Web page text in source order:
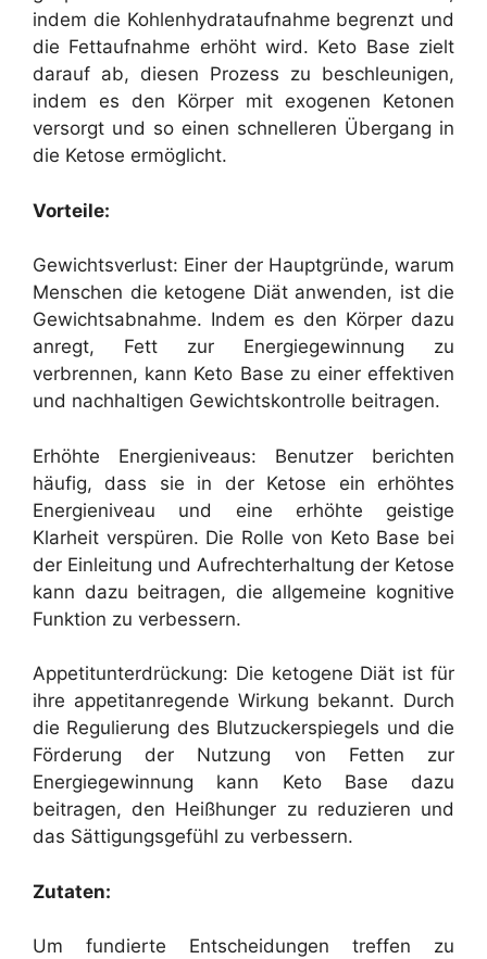
indem die Kohlenhydrataufnahme begrenzt und
die Fettaufnahme erhöht wird. Keto Base zielt
darauf ab, diesen Prozess zu beschleunigen,
indem es den Körper mit exogenen Ketonen
versorgt und so einen schnelleren Übergang in
die Ketose ermöglicht.
Vorteile:
Gewichtsverlust: Einer der Hauptgründe, warum
Menschen die ketogene Diät anwenden, ist die
Gewichtsabnahme. Indem es den Körper dazu
anregt, Fett zur Energiegewinnung zu
verbrennen, kann Keto Base zu einer effektiven
und nachhaltigen Gewichtskontrolle beitragen.
Erhöhte Energieniveaus: Benutzer berichten
häufig, dass sie in der Ketose ein erhöhtes
Energieniveau und eine erhöhte geistige
Klarheit verspüren. Die Rolle von Keto Base bei
der Einleitung und Aufrechterhaltung der Ketose
kann dazu beitragen, die allgemeine kognitive
Funktion zu verbessern.
Appetitunterdrückung: Die ketogene Diät ist für
ihre appetitanregende Wirkung bekannt. Durch
die Regulierung des Blutzuckerspiegels und die
Förderung der Nutzung von Fetten zur
Energiegewinnung kann Keto Base dazu
beitragen, den Heißhunger zu reduzieren und
das Sättigungsgefühl zu verbessern.
Zutaten:
Um fundierte Entscheidungen treffen zu